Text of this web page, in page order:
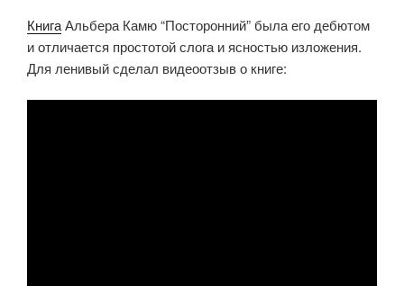
КнигаАльбера Камю “Посторонний” была его дебютом
и отличается простотой слога и ясностью изложения.
Для ленивый сделал видеоотзыв о книге: